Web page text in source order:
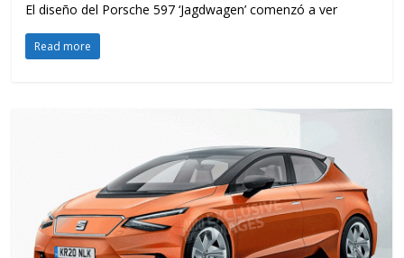
El diseño del Porsche 597 ‘Jagdwagen’ comenzó a ver
Read more